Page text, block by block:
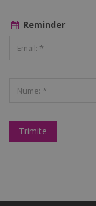
Reminder